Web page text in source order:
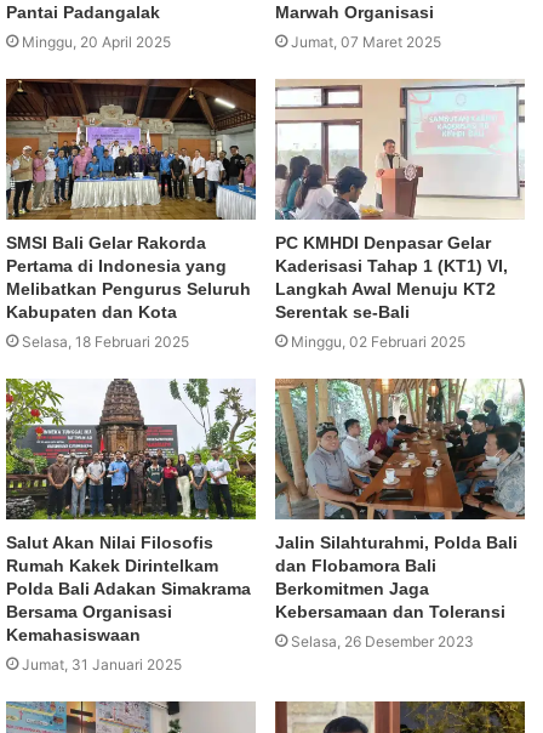
Pantai Padangalak
Minggu, 20 April 2025
Marwah Organisasi
Jumat, 07 Maret 2025
SMSI Bali Gelar Rakorda
Pertama di Indonesia yang
Melibatkan Pengurus Seluruh
Kabupaten dan Kota
Selasa, 18 Februari 2025
PC KMHDI Denpasar Gelar
Kaderisasi Tahap 1 (KT1) VI,
Langkah Awal Menuju KT2
Serentak se-Bali
Minggu, 02 Februari 2025
Salut Akan Nilai Filosofis
Rumah Kakek Dirintelkam
Polda Bali Adakan Simakrama
Bersama Organisasi
Kemahasiswaan
Jumat, 31 Januari 2025
Jalin Silahturahmi, Polda Bali
dan Flobamora Bali
Berkomitmen Jaga
Kebersamaan dan Toleransi
Selasa, 26 Desember 2023